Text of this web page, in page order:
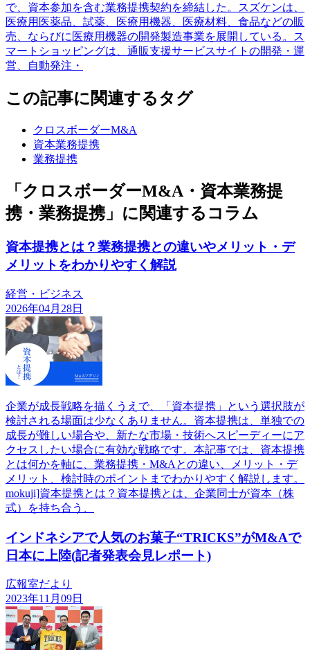
で、資本参加を含む業務提携契約を締結した。スズケンは、
医療用医薬品、試薬、医療用機器、医療材料、食品などの販
売、ならびに医療用機器の開発製造事業を展開している。ス
マートショッピングは、通販支援サービスサイトの開発・運
営、自動発注・
この記事に関連するタグ
クロスボーダーM&A
資本業務提携
業務提携
「クロスボーダーM&A・資本業務提
携・業務提携」に関連するコラム
資本提携とは？業務提携との違いやメリット・デ
メリットをわかりやすく解説
経営・ビジネス
2026年04月28日
企業が成長戦略を描くうえで、「資本提携」という選択肢が
検討される場面は少なくありません。資本提携は、単独での
成長が難しい場合や、新たな市場・技術へスピーディーにア
クセスしたい場合に有効な戦略です。本記事では、資本提携
とは何かを軸に、業務提携・M&Aとの違い、メリット・デ
メリット、検討時のポイントまでわかりやすく解説します。
mokuji]資本提携とは？資本提携とは、企業同士が資本（株
式）を持ち合う、
インドネシアで人気のお菓子“TRICKS”がM&Aで
日本に上陸(記者発表会見レポート)
広報室だより
2023年11月09日